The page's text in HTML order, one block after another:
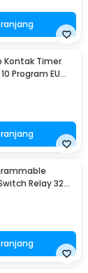
Kontak Timer
Program EU
KWE-TM02-EU
Relay 32
KG316T